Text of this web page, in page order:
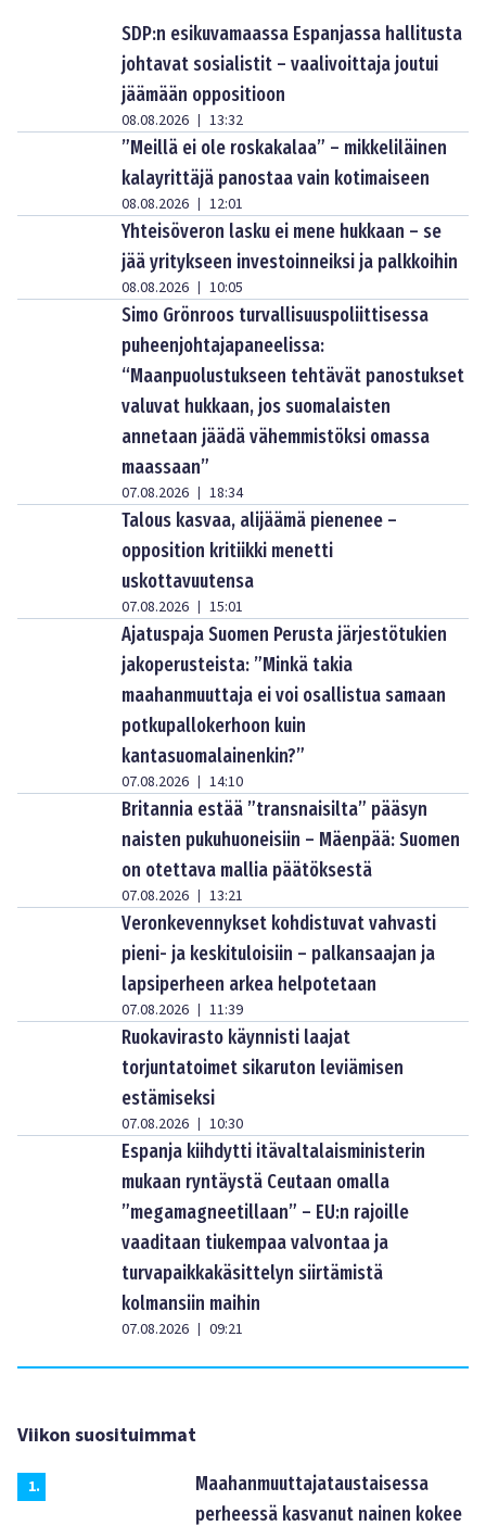
SDP:n esikuvamaassa Espanjassa hallitusta
johtavat sosialistit – vaalivoittaja joutui
jäämään oppositioon
08.08.2026 | 13:32
”Meillä ei ole roskakalaa” – mikkeliläinen
kalayrittäjä panostaa vain kotimaiseen
08.08.2026 | 12:01
Yhteisöveron lasku ei mene hukkaan – se
jää yritykseen investoinneiksi ja palkkoihin
08.08.2026 | 10:05
Simo Grönroos turvallisuuspoliittisessa
puheenjohtajapaneelissa:
“Maanpuolustukseen tehtävät panostukset
valuvat hukkaan, jos suomalaisten
annetaan jäädä vähemmistöksi omassa
maassaan”
07.08.2026 | 18:34
Talous kasvaa, alijäämä pienenee –
opposition kritiikki menetti
uskottavuutensa
07.08.2026 | 15:01
Ajatuspaja Suomen Perusta järjestötukien
jakoperusteista: ”Minkä takia
maahanmuuttaja ei voi osallistua samaan
potkupallokerhoon kuin
kantasuomalainenkin?”
07.08.2026 | 14:10
Britannia estää ”transnaisilta” pääsyn
naisten pukuhuoneisiin – Mäenpää: Suomen
on otettava mallia päätöksestä
07.08.2026 | 13:21
Veronkevennykset kohdistuvat vahvasti
pieni- ja keskituloisiin – palkansaajan ja
lapsiperheen arkea helpotetaan
07.08.2026 | 11:39
Ruokavirasto käynnisti laajat
torjuntatoimet sikaruton leviämisen
estämiseksi
07.08.2026 | 10:30
Espanja kiihdytti itävaltalaisministerin
mukaan ryntäystä Ceutaan omalla
”megamagneetillaan” – EU:n rajoille
vaaditaan tiukempaa valvontaa ja
turvapaikkakäsittelyn siirtämistä
kolmansiin maihin
07.08.2026 | 09:21
Viikon suosituimmat
1.
Maahanmuuttajataustaisessa
perheessä kasvanut nainen kokee